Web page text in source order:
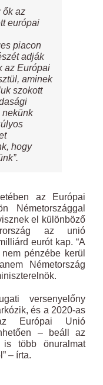
ők az
európai
piacon
adják
az Európai
aminek
szokott
nekünk
hogy
az Európai
Németországgal
el különböző
az unió
eurót kap. “A
pénzébe kerül
Németország
versenyelőny
és a 2020-as
Európai Unió
– beáll az
is több önuralmat
– írta.